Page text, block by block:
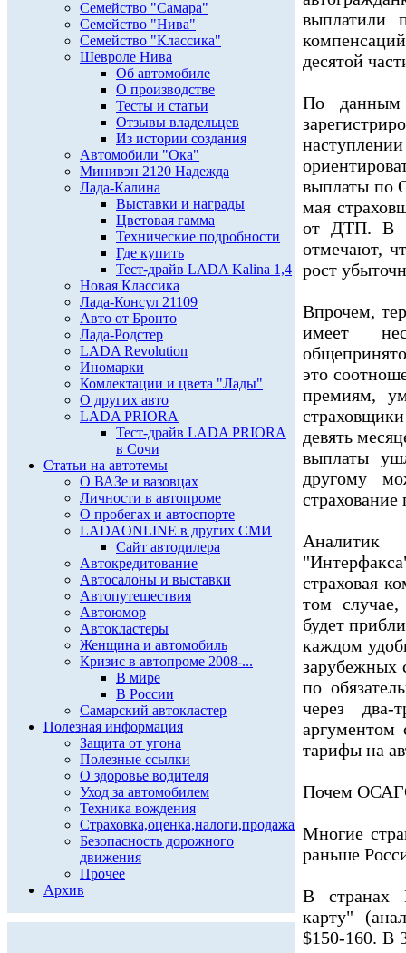
Семейство "Самара"
Семейство "Нива"
Семейство "Классика"
Шевроле Нива
Об автомобиле
О производстве
Тесты и статьи
Отзывы владельцев
Из истории создания
Автомобили "Ока"
Минивэн 2120 Надежда
Лада-Калина
Выставки и награды
Цветовая гамма
Технические подробности
Где купить
Тест-драйв LADA Kalina 1,4
Новая Классика
Лада-Консул 21109
Авто от Бронто
Лада-Родстер
LADA Revolution
Иномарки
Комлектации и цвета "Лады"
О других авто
LADA PRIORA
Тест-драйв LADA PRIORA
в Сочи
Статьи на автотемы
О ВАЗе и вазовцах
Личности в автопроме
О пробегах и автоспорте
LADAONLINE в других СМИ
Сайт автодилера
Автокредитование
Автосалоны и выставки
Автопутешествия
Автоюмор
Автокластеры
Женщина и автомобиль
Кризис в автопроме 2008-...
В мире
В России
Самарский автокластер
Полезная информация
Защита от угона
Полезные ссылки
О здоровье водителя
Уход за автомобилем
Техника вождения
Страховка,оценка,налоги,продажа
Безопасность дорожного
движения
Прочее
Архив
выплатили
десятой
По данным
выплаты по
мая
от ДТП. В
отмечают,
рост
Впрочем,
имеет
это
премиям,
девять
выплаты
другому
Аналитик
страховая
том случае,
будет
каждом
зарубежных
по
через
аргументом
тарифы на
Почем
Многие
раньше
В странах
карту"
$150-160. В